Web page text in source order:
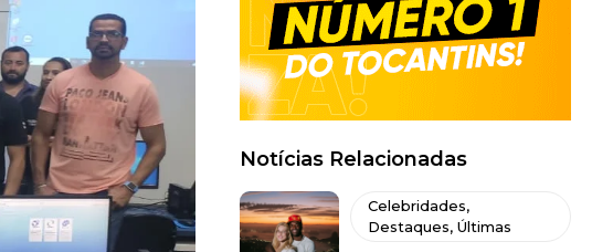
Notícias Relacionadas
Celebridades,
Destaques, Últimas